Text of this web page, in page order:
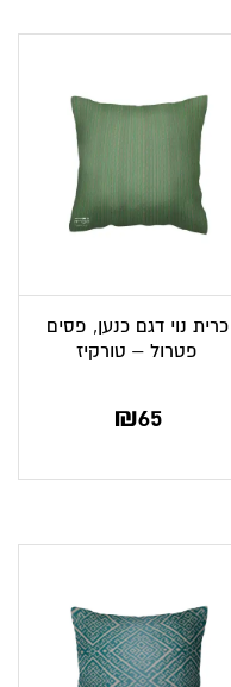
כרית נוי דגם כנען, פסים
פטרול – טורקיז
₪65